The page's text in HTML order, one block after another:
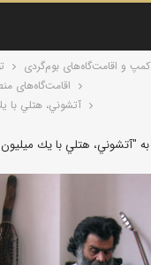
کمپ و اقامت‌گاه‌های بوم‌گردی
اقامت‌گاه‌های
آتشوني، هتلي با